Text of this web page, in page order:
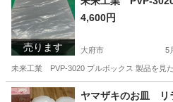
売ります
4,600円
大府市 5
未来工業 PVP-3020 プルボックス 製品を見
愛知 大府市 その他 購入履歴
ヤマザキのお皿 リ